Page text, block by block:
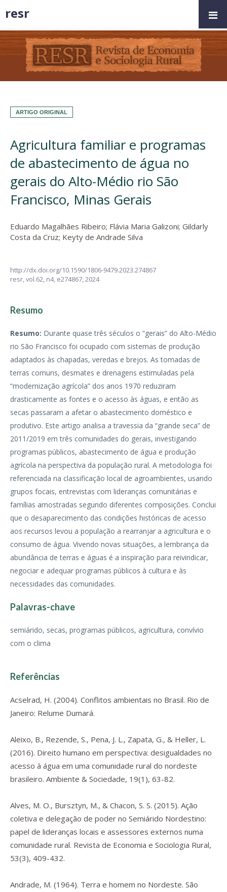
ARTIGO ORIGINAL
Agricultura familiar e programas
de abastecimento de água no
gerais do Alto-Médio rio São
Francisco, Minas Gerais
Eduardo Magalhães Ribeiro; Flávia Maria Galizoni; Gildarly
Costa da Cruz; Keyty de Andrade Silva
http://dx.doi.org/10.1590/1806-9479.2023.274867
resr,vol.62, n4, e274867, 2024
Resumo
Resumo: Durante quase três séculos o “gerais” do Alto-Médio
rio São Francisco foi ocupado com sistemas de produção
adaptados às chapadas, veredas e brejos. As tomadas de
terras comuns, desmates e drenagens estimuladas pela
“modernização agrícola” dos anos 1970 reduziram
drasticamente as fontes e o acesso às águas, e então as
secas passaram a afetar o abastecimento doméstico e
produtivo. Este artigo analisa a travessia da “grande seca” de
2011/2019 em três comunidades do gerais, investigando
programas públicos, abastecimento de água e produção
agrícola na perspectiva da população rural. A metodologia foi
referenciada na classificação local de agroambientes, usando
grupos focais, entrevistas com lideranças comunitárias e
famílias amostradas segundo diferentes composições. Conclui
que o desaparecimento das condições históricas de acesso
aos recursos levou a população a rearranjar a agricultura e o
consumo de água. Vivendo novas situações, a lembrança da
abundância de terras e águas é a inspiração para reivindicar,
negociar e adequar programas públicos à cultura e às
necessidades das comunidades.
Palavras-chave
semiárido, secas, programas públicos, agricultura, convívio
com o clima
Referências
Acselrad, H. (2004). Conflitos ambientais no Brasil. Rio de
Janeiro: Relume Dumará.
Aleixo, B., Rezende, S., Pena, J. L., Zapata, G., & Heller, L.
(2016). Direito humano em perspectiva: desigualdades no
acesso à água em uma comunidade rural do nordeste
brasileiro. Ambiente & Sociedade, 19(1), 63-82.
Alves, M. O., Bursztyn, M., & Chacon, S. S. (2015). Ação
coletiva e delegação de poder no Semiárido Nordestino:
papel de lideranças locais e assessores externos numa
comunidade rural. Revista de Economia e Sociologia Rural,
53(3), 409-432.
Andrade, M. (1964). Terra e homem no Nordeste. São
resr